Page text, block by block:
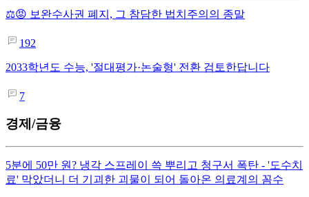
⚖️😡 보완수사권 폐지, 그 참담한 법치주의의 종말
192
2033학년도 수능, '절대평가·논술형' 전환 검토한답니다
7
경제/금융
5분에 50만 원? 냉각 스프레이 쓱 뿌리고 청구서 폭탄 - '도수치
료' 막았더니 더 기괴한 괴물이 되어 돌아온 의료계의 꼼수